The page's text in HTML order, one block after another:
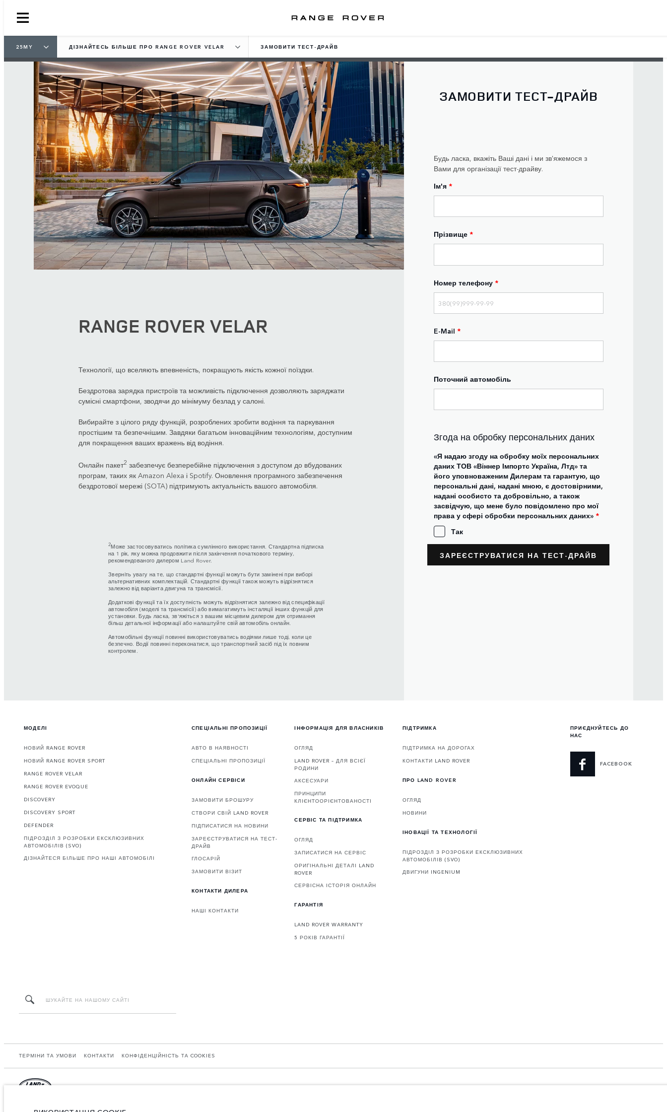
25MY ДІЗНАЙТЕСЬ БІЛЬШЕ ПРО RANGE ROVER VELAR ЗАМОВИТИ ТЕСТ-ДРАЙВ
RANGE ROVER VELAR
Технології, що вселяють впевненість, покращують якість кожної поїздки.
Бездротова зарядка пристроїв та можливість підключення дозволяють заряджати
сумісні смартфони, зводячи до мінімуму безлад у салоні.
Вибирайте з цілого ряду функцій, розроблених зробити водіння та паркування
простішим та безпечнішим. Завдяки багатьом інноваційним технологіям, доступним
для покращення ваших вражень від водіння.
Онлайн пакет2 забезпечує безперебійне підключення з доступом до вбудованих
програм, таких як Amazon Alexa і Spotify. Оновлення програмного забезпечення
бездротової мережі (SOTA) підтримують актуальність вашого автомобіля.
2Може застосовуватись політика сумлінного використання. Стандартна підписка
на 1 рік, яку можна продовжити після закінчення початкового терміну,
рекомендованого дилером Land Rover.
Зверніть увагу на те, що стандартні функції можуть бути замінені при виборі
альтернативних комплектацій. Стандартні функції також можуть відрізнятися
залежно від варіанта двигуна та трансмісії.
Додаткові функції та їх доступність можуть відрізнятися залежно від специфікації
автомобіля (моделі та трансмісії) або вимагатимуть інсталяції інших функцій для
установки. Будь ласка, зв'яжіться з вашим місцевим дилером для отримання
більш детальної інформації або налаштуйте свій автомобіль онлайн.
Автомобільні функції повинні використовуватись водіями лише тоді, коли це
безпечно. Водії повинні переконатися, що транспортний засіб під їх повним
контролем.
ЗАМОВИТИ ТЕСТ-ДРАЙВ
Будь ласка, вкажіть Ваші дані і ми зв'яжемося з
Вами для організації тест-драйву.
Ім'я *
Прізвище *
Номер телефону *
E-Mail *
Поточний автомобіль
Згода на обробку персональних даних
«Я надаю згоду на обробку моїх персональних
даних ТОВ «Віннер Імпортс Україна, Лтд» та
його уповноваженим Дилерам та гарантую, що
персональні дані, надані мною, є достовірними,
надані особисто та добровільно, а також
засвідчую, що мене було повідомлено про мої
права у сфері обробки персональних даних» *
Так
МОДЕЛІ
НОВИЙ RANGE ROVER
НОВИЙ RANGE ROVER SPORT
RANGE ROVER VELAR
RANGE ROVER EVOQUE
DISCOVERY
DISCOVERY SPORT
DEFENDER
ПІДРОЗДІЛ З РОЗРОБКИ ЕКСКЛЮЗИВНИХ
АВТОМОБІЛІВ (SVO)
ДІЗНАЙТЕСЯ БІЛЬШЕ ПРО НАШІ АВТОМОБІЛІ
СПЕЦІАЛЬНІ ПРОПОЗИЦІЇ
АВТО В НАЯВНОСТІ
СПЕЦІАЛЬНІ ПРОПОЗИЦІЇ
ОНЛАЙН СЕРВІСИ
ЗАМОВИТИ БРОШУРУ
СТВОРИ СВІЙ LAND ROVER
ПІДПИСАТИСЯ НА НОВИНИ
ЗАРЕЄСТРУВАТИСЯ НА ТЕСТ-
ДРАЙВ
ГЛОСАРІЙ
ЗАМОВИТИ ВІЗИТ
КОНТАКТИ ДИЛЕРА
НАШІ КОНТАКТИ
ІНФОРМАЦІЯ ДЛЯ ВЛАСНИКІВ
ОГЛЯД
LAND ROVER – ДЛЯ ВСІЄЇ
РОДИНИ
АКСЕСУАРИ
ПРИНЦИПИ
КЛІЄНТООРІЄНТОВАНОСТІ
СЕРВІС ТА ПІДТРИМКА
ОГЛЯД
ЗАПИСАТИСЯ НА СЕРВІС
ОРИГІНАЛЬНІ ДЕТАЛІ LAND
ROVER
СЕРВІСНА ІСТОРІЯ ОНЛАЙН
ГАРАНТІЯ
LAND ROVER WARRANTY
5 РОКІВ ГАРАНТІЇ
ПІДТРИМКА
ПІДТРИМКА НА ДОРОГАХ
КОНТАКТИ LAND ROVER
ПРО LAND ROVER
ОГЛЯД
НОВИНИ
ІНОВАЦІЇ ТА ТЕХНОЛОГІЇ
ПІДРОЗДІЛ З РОЗРОБКИ ЕКСКЛЮЗИВНИХ
АВТОМОБІЛІВ (SVO)
ДВИГУНИ INGENIUM
ПРИЄДНУЙТЕСЬ ДО
НАС
FACEBOOK
ТЕРМІНИ ТА УМОВИ КОНТАКТИ КОНФІДЕНЦІЙНІСТЬ ТА COOKIES
Jaguar Land Rover Limited: Registered office: Abbey Road, Whitley, Coventry CV3 4LF. Registered in England No: 1672070